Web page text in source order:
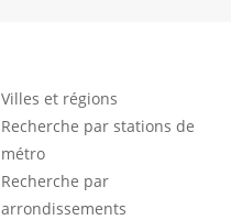
Villes et régions
Recherche par stations de
métro
Recherche par
arrondissements